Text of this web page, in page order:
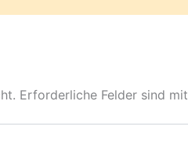
Erforderliche Felder sind mit